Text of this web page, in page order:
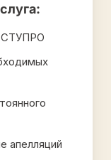
СТУПРО
апелляций